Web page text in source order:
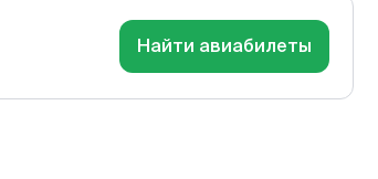
Найти авиабилеты